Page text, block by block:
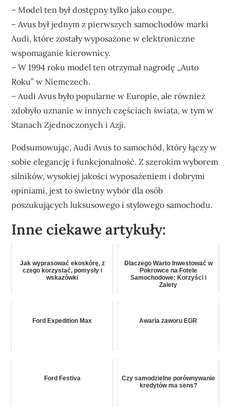
– Model ten był dostępny tylko jako coupe.
– Avus był jednym z pierwszych samochodów marki
Audi, które zostały wyposażone w elektroniczne
wspomaganie kierownicy.
– W 1994 roku model ten otrzymał nagrodę „Auto
Roku” w Niemczech.
– Audi Avus było popularne w Europie, ale również
zdobyło uznanie w innych częściach świata, w tym w
Stanach Zjednoczonych i Azji.
Podsumowując, Audi Avus to samochód, który łączy w
sobie elegancję i funkcjonalność. Z szerokim wyborem
silników, wysokiej jakości wyposażeniem i dobrymi
opiniami, jest to świetny wybór dla osób
poszukujących luksusowego i stylowego samochodu.
Inne ciekawe artykuły:
Jak wyprasować ekoskórę, z
czego korzystać, pomysły i
wskazówki
Dlaczego Warto Inwestować w
Pokrowce na Fotele
Samochodowe: Korzyści i
Zalety
Ford Expedition Max Awaria zaworu EGR
Ford Festiva
Czy samodzielne porównywanie
kredytów ma sens?